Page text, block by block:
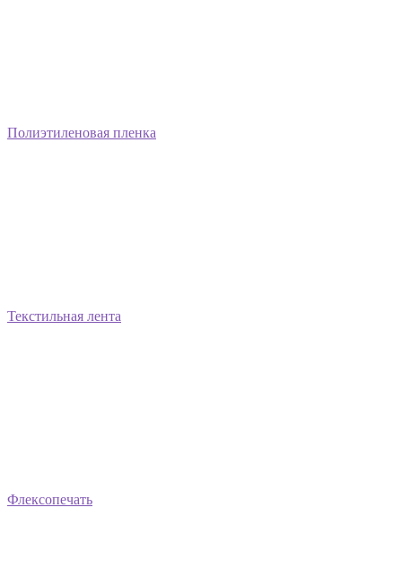
Полиэтиленовая пленка
Текстильная лента
Флексопечать